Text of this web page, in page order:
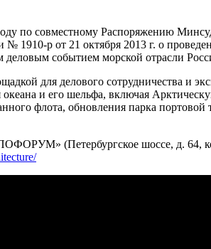
по совместному Распоряжению
№ 1910-р от 21 октября 2013 г. о
деловым событием морской отрасли
для делового сотрудничества и
океана и его шельфа, включая
флота, обновления парка портовой
(Петербургское шоссе, д. 64,